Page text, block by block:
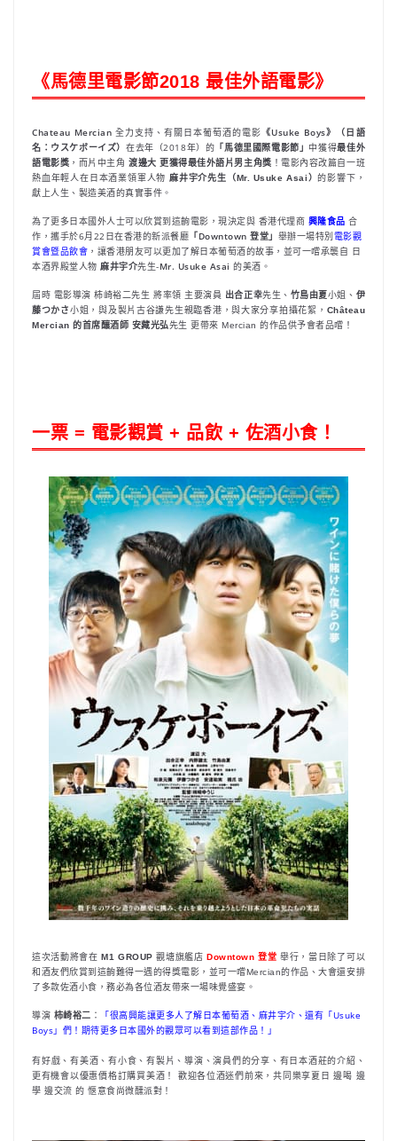
《馬德里電影節2018 最佳外語電影》
Chateau Mercian 全力支持、有關日本葡萄酒的電影 《Usuke Boys》（日語
名：ウスケボーイズ）在去年（2018年）的 「馬德里國際電影節」 中獲得最佳外
語電影獎 ，而片中主角 渡邊大 更獲得最佳外語片男主角獎 ！電影內容改篇自一班
熱血年輕人在日本酒業領軍人物 麻井宇介先生（Mr. Usuke Asai）的影響下，
獻上人生、製造美酒的真實事件。
為了更多日本國外人士可以欣賞到這齣電影，現決定與 香港代理商 興隆食品 合
作，攜手於6月22日在香港的新派餐廳 「Downtown 登堂」 舉辦一場特別電影觀
賞會暨品飲會 ，讓香港朋友可以更加了解日本葡萄酒的故事，並可一嚐承襲自 日
本酒界殿堂人物 麻井宇介先生-Mr. Usuke Asai 的美酒。
屆時 電影導演 柿崎裕二先生 將率領 主要演員 出合正幸先生、 竹島由夏小姐、 伊
藤つかさ小姐，與及製片古谷謙先生親臨香港，與大家分享拍攝花絮， Château
Mercian 的首席釀酒師 安藏光弘先生 更帶來 Mercian 的作品供予會者品嚐！
一票 = 電影觀賞 + 品飲 + 佐酒小食！
這次活動將會在M1 GROUP 觀塘旗艦店Downtown 登堂 舉行，當日除了可以
和酒友們欣賞到這齣難得一遇的得獎電影，並可一嚐Mercian的作品、大會還安排
了多款佐酒小食，務必為各位酒友帶來一場味覺盛宴。
導演 柿崎裕二 ：
「很高興能讓更多人了解日本葡萄酒、麻井宇介、還有「Usuke
Boys」們！期待更多日本國外的觀眾可以看到這部作品！」
有好戲、有美酒、有小食、有製片、導演、演員們的分享、有日本酒莊的介紹、
更有機會以優惠價格訂購買美酒！ 歡迎各位酒迷們前來，共同樂享夏日 邊喝 邊
學 邊交流 的 愜意食尚微醺派對！